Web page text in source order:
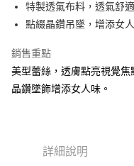
悠遊付
AFTEE先享後付
相關說明
AFTEE先享後付是「在收到商
３．安心：先確認商品／服務
ATM付款
全家付款取貨
特製透氣布料，透氣舒
點綴晶鑽吊墜，增添女
銷售重點
美型蕾絲，透膚點亮視覺
晶鑽墜飾增添女人味。
詳細說明